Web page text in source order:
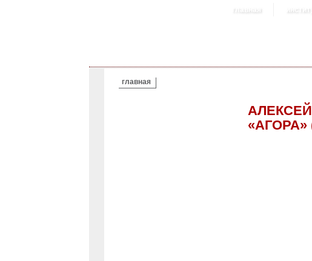
главная
ВЫ ЗДЕСЬ
главная
«АГОРА»